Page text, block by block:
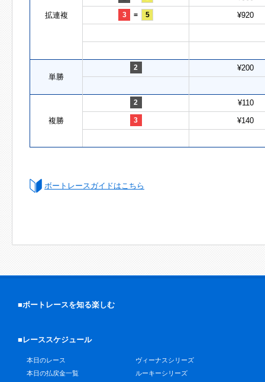
拡連複 3 = 5 ¥920
単勝
2 ¥200
複勝
2 ¥110
3 ¥140
ボートレースガイドはこちら
■ボートレースを知る楽しむ
■レーススケジュール
本日のレース
本日の払戻金一覧
ヴィーナスシリーズ
ルーキーシリーズ